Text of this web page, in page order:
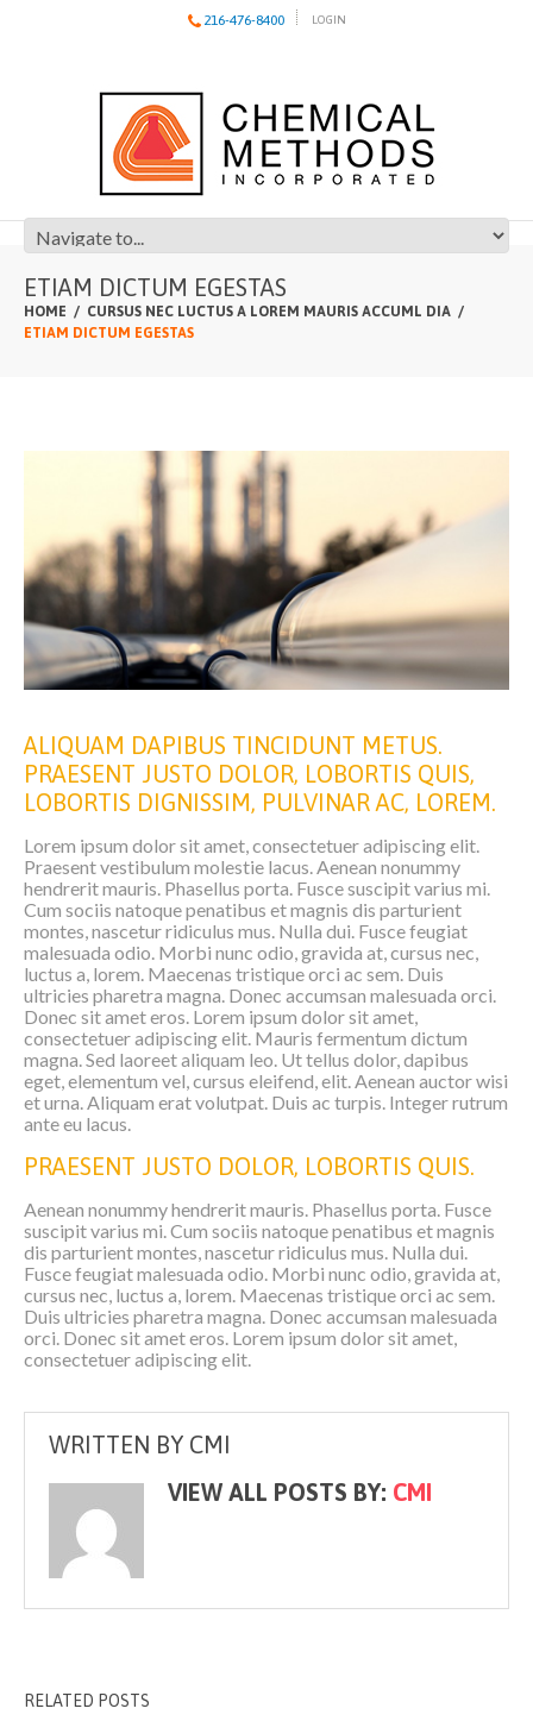
216-476-8400 LOGIN
ETIAM DICTUM EGESTAS
HOME
CURSUS NEC LUCTUS A LOREM MAURIS ACCUML DIA
ETIAM DICTUM EGESTAS
ALIQUAM DAPIBUS TINCIDUNT METUS.
PRAESENT JUSTO DOLOR, LOBORTIS QUIS,
LOBORTIS DIGNISSIM, PULVINAR AC, LOREM.
Lorem ipsum dolor sit amet, consectetuer adipiscing elit.
Praesent vestibulum molestie lacus. Aenean nonummy
hendrerit mauris. Phasellus porta. Fusce suscipit varius mi.
Cum sociis natoque penatibus et magnis dis parturient
montes, nascetur ridiculus mus. Nulla dui. Fusce feugiat
malesuada odio. Morbi nunc odio, gravida at, cursus nec,
luctus a, lorem. Maecenas tristique orci ac sem. Duis
ultricies pharetra magna. Donec accumsan malesuada orci.
Donec sit amet eros. Lorem ipsum dolor sit amet,
consectetuer adipiscing elit. Mauris fermentum dictum
magna. Sed laoreet aliquam leo. Ut tellus dolor, dapibus
eget, elementum vel, cursus eleifend, elit. Aenean auctor wisi
et urna. Aliquam erat volutpat. Duis ac turpis. Integer rutrum
ante eu lacus.
PRAESENT JUSTO DOLOR, LOBORTIS QUIS.
Aenean nonummy hendrerit mauris. Phasellus porta. Fusce
suscipit varius mi. Cum sociis natoque penatibus et magnis
dis parturient montes, nascetur ridiculus mus. Nulla dui.
Fusce feugiat malesuada odio. Morbi nunc odio, gravida at,
cursus nec, luctus a, lorem. Maecenas tristique orci ac sem.
Duis ultricies pharetra magna. Donec accumsan malesuada
orci. Donec sit amet eros. Lorem ipsum dolor sit amet,
consectetuer adipiscing elit.
WRITTEN BY CMI
VIEW ALL POSTS BY: CMI
RELATED POSTS